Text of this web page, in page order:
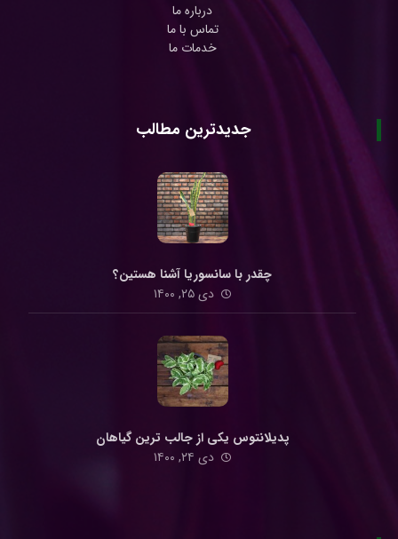
درباره ما
تماس با ما
خدمات ما
جدیدترین مطالب
چقدر با سانسوریا آشنا هستین؟
دی ۲۵, ۱۴۰۰
پدیلانتوس یکی از جالب ترین گیاهان
دی ۲۴, ۱۴۰۰